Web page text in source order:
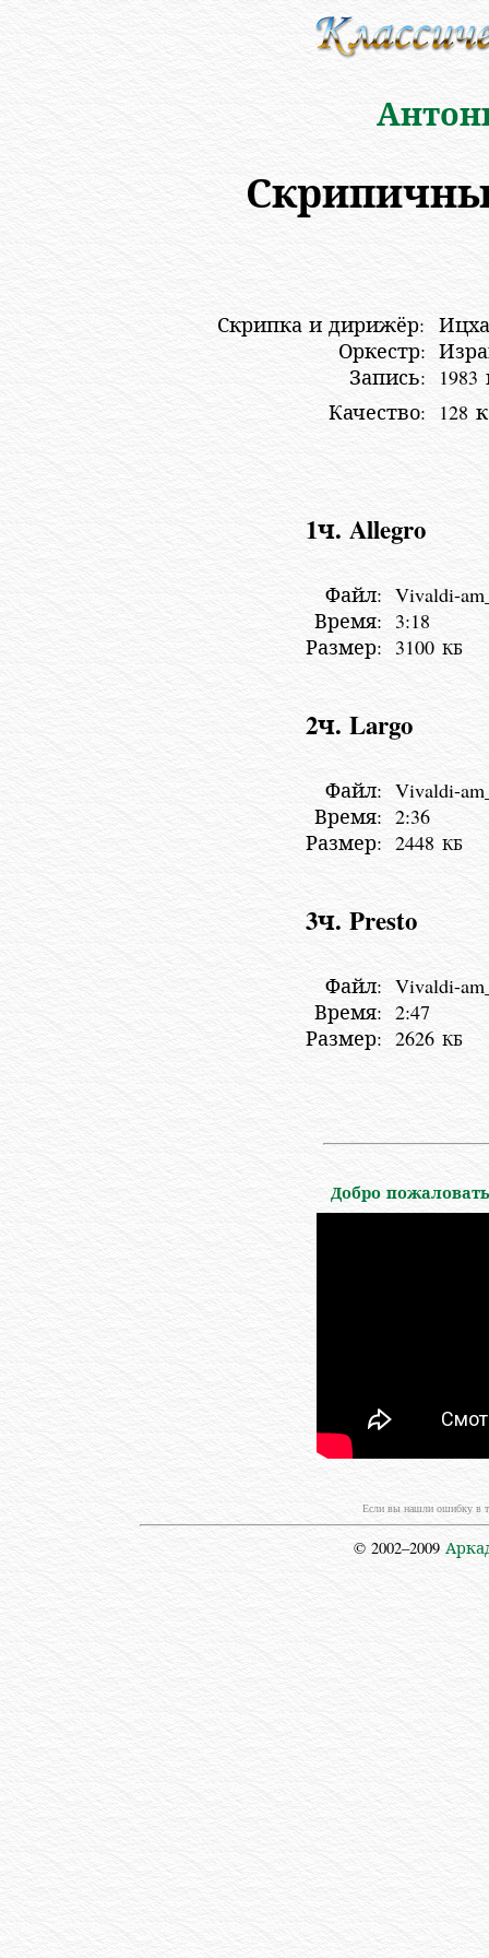
Скрипка и дирижёр:
Оркестр:
Запись:
1983
Качество:
128
1ч. Allegro
Файл: Vivaldi-
Время: 3:18
Размер: 3100 КБ
2ч. Largo
Файл: Vivaldi-
Время: 2:36
Размер: 2448 КБ
3ч. Presto
Файл: Vivaldi-
Время: 2:47
Размер: 2626 КБ
Добро
Если вы нашли ошибку в
© 2002–2009